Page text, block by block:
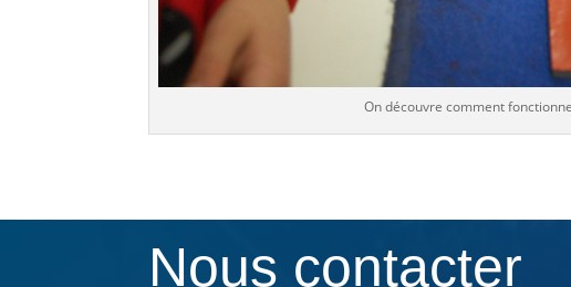
On découvre comment
Nous contacter